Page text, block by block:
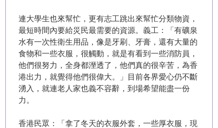
連大學生也來幫忙，更有志工跳出來幫忙分類物資，
最短時間內要給災民最需要的資源。義工：「有礦泉
水有一次性衛生用品，像是牙刷、牙膏，還有大量的
食物和一些衣服，很觸動，就是有看到一些消防員，
他們很努力，全身都溼透了，他們真的很辛苦，為香
港出力，就覺得他們很偉大。」目前各界愛心仍不斷
湧入，就連老人家也義不容辭，到場希望能盡一份
力。
香港民眾：「拿了冬天的衣服外套，一些厚衣服，現